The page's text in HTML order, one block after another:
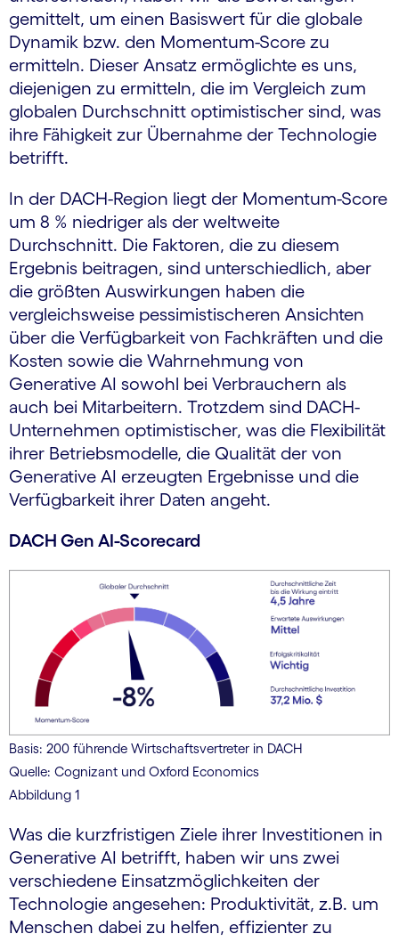
gemittelt, um einen Basiswert für die globale
Dynamik bzw. den Momentum-Score zu
ermitteln. Dieser Ansatz ermöglichte es uns,
diejenigen zu ermitteln, die im Vergleich zum
globalen Durchschnitt optimistischer sind, was
ihre Fähigkeit zur Übernahme der Technologie
betrifft.
In der DACH-Region liegt der Momentum-Score
um 8 % niedriger als der weltweite
Durchschnitt. Die Faktoren, die zu diesem
Ergebnis beitragen, sind unterschiedlich, aber
die größten Auswirkungen haben die
vergleichsweise pessimistischeren Ansichten
über die Verfügbarkeit von Fachkräften und die
Kosten sowie die Wahrnehmung von
Generative AI sowohl bei Verbrauchern als
auch bei Mitarbeitern. Trotzdem sind DACH-
Unternehmen optimistischer, was die Flexibilität
ihrer Betriebsmodelle, die Qualität der von
Generative AI erzeugten Ergebnisse und die
Verfügbarkeit ihrer Daten angeht.
DACH Gen AI-Scorecard
Basis: 200 führende Wirtschaftsvertreter in DACH
Quelle: Cognizant und Oxford Economics
Abbildung 1
Was die kurzfristigen Ziele ihrer Investitionen in
Generative AI betrifft, haben wir uns zwei
verschiedene Einsatzmöglichkeiten der
Technologie angesehen: Produktivität, z.B. um
Menschen dabei zu helfen, effizienter zu